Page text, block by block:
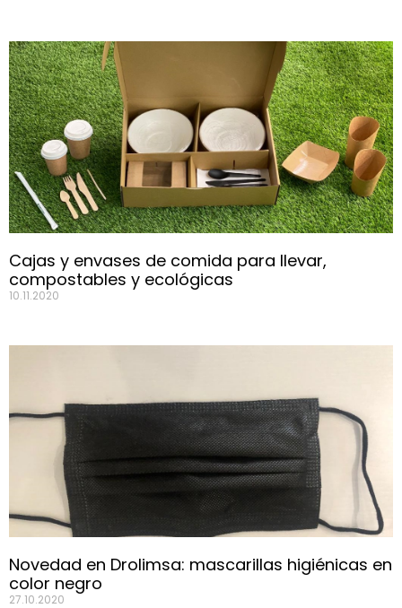
Cajas y envases de comida para llevar,
compostables y ecológicas
10.11.2020
Novedad en Drolimsa: mascarillas higiénicas en
color negro
27.10.2020